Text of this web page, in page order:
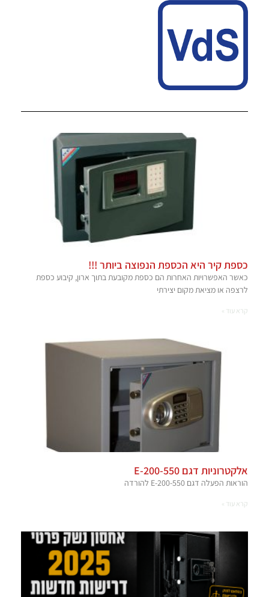
כספת קיר היא הכספת הנפוצה ביותר !!!
כאשר האפשרויות האחרות הם כספת מקובעת בתוך ארון, קיבוע כספת
לרצפה או מציאת מקום יצירתי
קרא עוד »
אלקטרוניות דגם E-200-550
הוראות הפעלה דגם E-200-550 להורדה
קרא עוד »